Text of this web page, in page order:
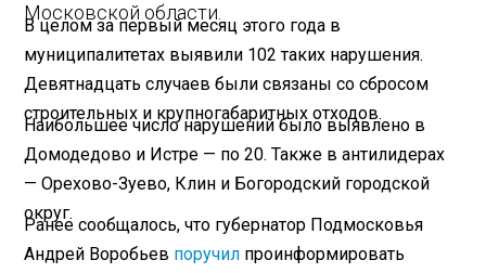
Московской области.
В целом за первый месяц этого года в
муниципалитетах выявили 102 таких нарушения.
Девятнадцать случаев были связаны со сбросом
строительных и крупногабаритных отходов.
Наибольшее число нарушений было выявлено в
Домодедово и Истре — по 20. Также в антилидерах
— Орехово-Зуево, Клин и Богородский городской
округ.
Ранее сообщалось, что губернатор Подмосковья
Андрей Воробьев поручил проинформировать